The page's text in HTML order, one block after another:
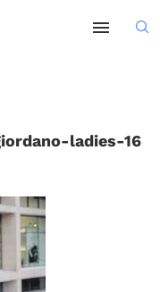
ladies-16